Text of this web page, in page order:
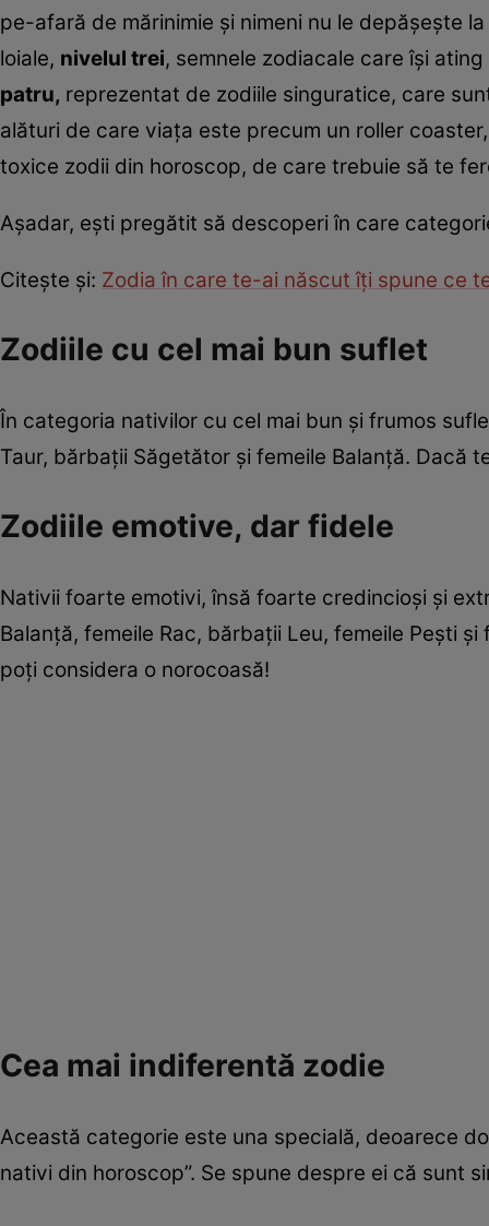
pe-afară de mărinimie și nimeni nu le depășește
loiale, nivelul trei, semnele zodiacale care își
patru, reprezentat de zodiile singuratice, care
alături de care viața este precum un roller
toxice zodii din horoscop, de care trebuie să te
Așadar, ești pregătit să descoperi în care
Citește și: Zodia în care te-ai născut îți spune ce
Zodiile cu cel mai bun suflet
În categoria nativilor cu cel mai bun și frumos
Taur, bărbații Săgetător și femeile Balanță. Dacă
Zodiile emotive, dar fidele
Nativii foarte emotivi, însă foarte credincioși și
Balanță, femeile Rac, bărbații Leu, femeile Pești
poți considera o norocoasă!
Cea mai indiferentă zodie
Această categorie este una specială, deoarece
nativi din horoscop”. Se spune despre ei că sunt